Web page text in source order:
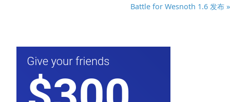
Battle for Wesnoth 1.6 发布 »